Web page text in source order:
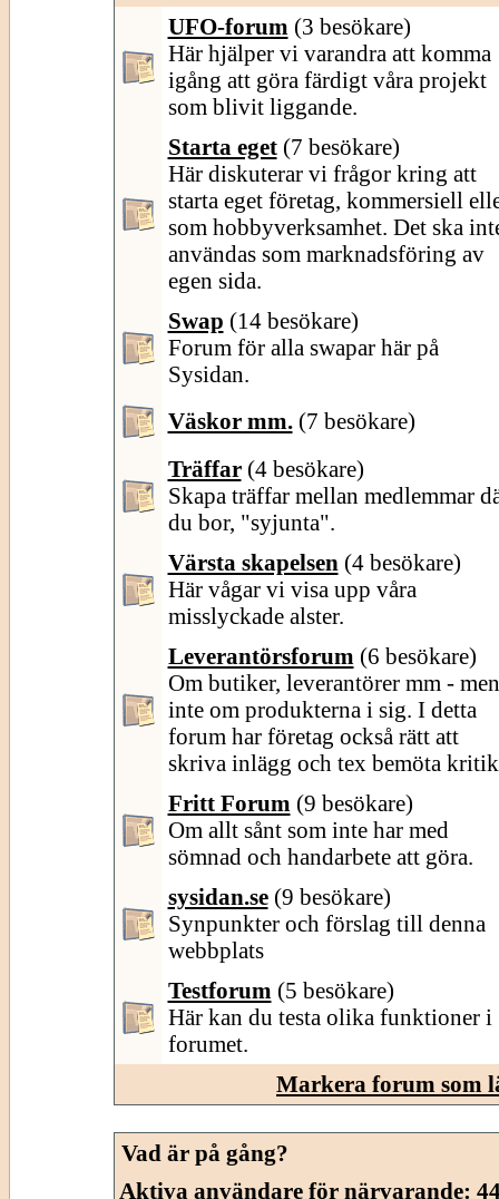
UFO-forum (3 besökare)
Här hjälper vi varandra att komma
igång att göra färdigt våra projekt
som blivit liggande.
Starta eget (7 besökare)
Här diskuterar vi frågor kring att
starta eget företag, kommersiell
som hobbyverksamhet. Det ska
användas som marknadsföring av
egen sida.
Swap (14 besökare)
Forum för alla swapar här på
Sysidan.
Väskor mm. (7 besökare)
Träffar (4 besökare)
Skapa träffar mellan medlemmar
du bor, "syjunta".
Värsta skapelsen (4 besökare)
Här vågar vi visa upp våra
misslyckade alster.
Leverantörsforum (6 besökare)
Om butiker, leverantörer mm - men
inte om produkterna i sig. I detta
forum har företag också rätt att
skriva inlägg och tex bemöta
Fritt Forum (9 besökare)
Om allt sånt som inte har med
sömnad och handarbete att göra.
sysidan.se (9 besökare)
Synpunkter och förslag till denna
webbplats
Testforum (5 besökare)
Här kan du testa olika funktioner i
forumet.
Markera forum som
Vad är på gång?
Aktiva användare för närvarande: